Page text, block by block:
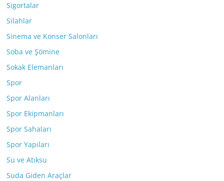
Sigortalar
Silahlar
Sinema ve Konser Salonları
Soba ve Şömine
Sokak Elemanları
Spor
Spor Alanları
Spor Ekipmanları
Spor Sahaları
Spor Yapıları
Su ve Atıksu
Suda Giden Araçlar